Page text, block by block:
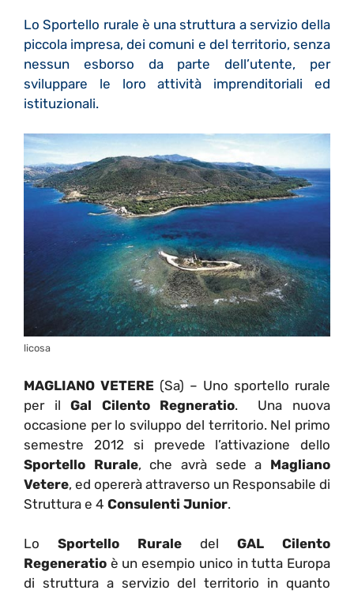
Lo Sportello rurale è una struttura a servizio della
piccola impresa, dei comuni e del territorio, senza
nessun esborso da parte dell’utente, per
sviluppare le loro attività imprenditoriali ed
istituzionali.
licosa
MAGLIANO VETERE (Sa) – Uno sportello rurale
per ilGal Cilento Regneratio. Una nuova
occasione per lo sviluppo del territorio. Nel primo
semestre 2012 si prevede l’attivazione dello
Sportello Rurale, che avrà sede a Magliano
Vetere, ed opererà attraverso un Responsabile di
Struttura e 4 Consulenti Junior.
Lo Sportello Rurale del GAL Cilento
Regeneratio è un esempio unico in tutta Europa
di struttura a servizio del territorio in quanto